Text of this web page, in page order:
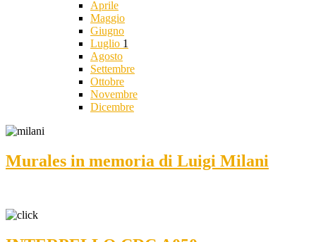
Aprile
Maggio
Giugno
Luglio 1
Agosto
Settembre
Ottobre
Novembre
Dicembre
Murales in memoria di Luigi Milani